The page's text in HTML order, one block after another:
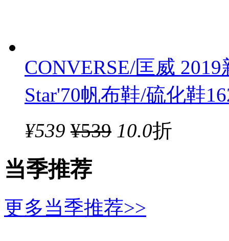
CONVERSE/匡威
Star'70帆布鞋/硫化鞋
¥539 ¥539 10.0折
当季推荐
更多当季推荐>>